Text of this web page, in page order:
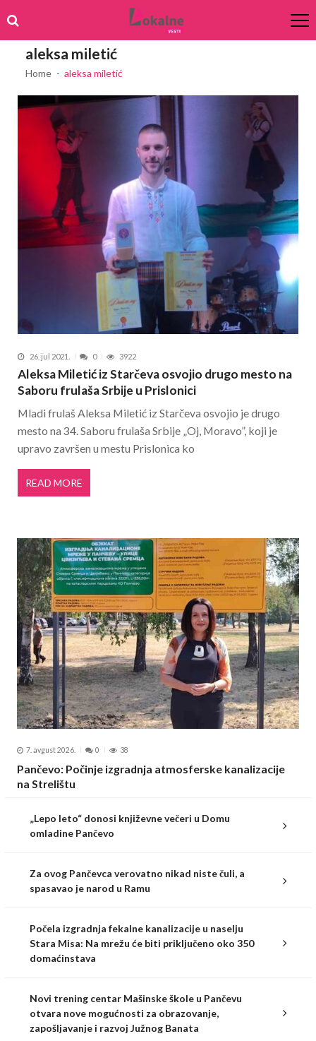
to
navigation
to
content
aleksa miletić
Home aleksa miletić
26. jul 2021. 0 3922
Aleksa Miletić iz Starčeva osvojio drugo mesto na
Saboru frulaša Srbije u Prislonici
Mladi frulaš Aleksa Miletić iz Starčeva osvojio je drugo
mesto na 34. Saboru frulaša Srbije „Oj, Moravo”, koji je
upravo završen u mestu Prislonica ko
READ MORE
7. avgust 2026. 0 38
Pančevo: Počinje izgradnja atmosferske kanalizacije
na Strelištu
„Lepo leto“ donosi književne večeri u Domu
omladine Pančevo
Za ovog Pančevca verovatno nikad niste čuli, a
spasavao je narod u Ramu
Počela izgradnja fekalne kanalizacije u naselju
Stara Misa: Na mrežu će biti priključeno oko 350
domaćinstava
Novi trening centar Mašinske škole u Pančevu
otvara nove mogućnosti za obrazovanje,
zapošljavanje i razvoj Južnog Banata